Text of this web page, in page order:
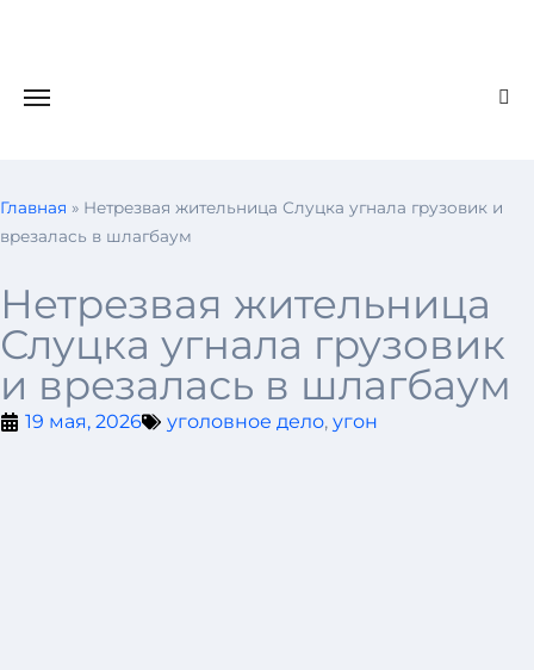
Главная » Нетрезвая жительница Слуцка угнала грузовик и
врезалась в шлагбаум
Нетрезвая жительница
Слуцка угнала грузовик
и врезалась в шлагбаум
19 мая, 2026 уголовное дело, угон